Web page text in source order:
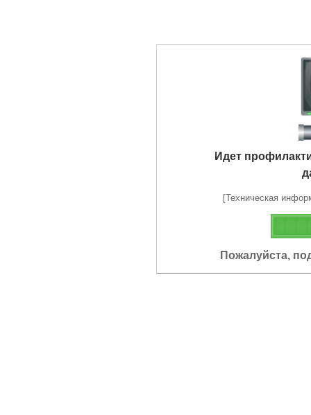
Идет
[Техническая
Пожалуйста,